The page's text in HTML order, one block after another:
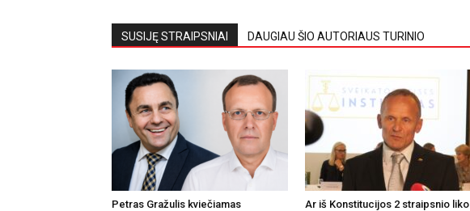
SUSIJĘ STRAIPSNIAI DAUGIAU ŠIO AUTORIAUS TURINIO
Petras Gražulis kviečiamas
Ar iš Konstitucijos 2 straipsnio liko